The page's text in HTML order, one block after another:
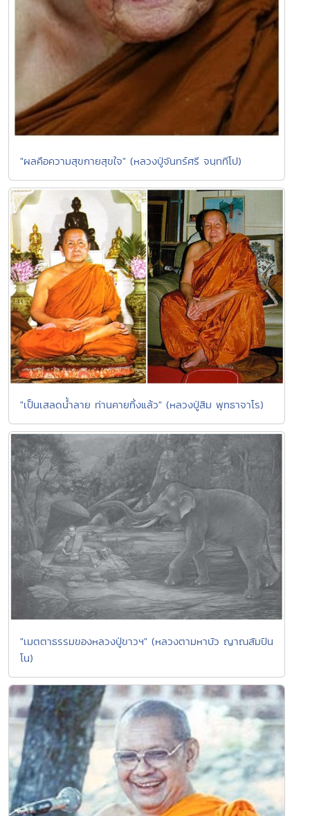
"ผลคือความสุขกายสุขใจ" (หลวงปู่จันทร์ศรี จนฺททีโป)
"เป็นเสลดน้ำลาย ท่านคายทิ้งแล้ว" (หลวงปู่สิม พุทธาจาโร)
"เมตตาธรรมของหลวงปู่ขาวฯ" (หลวงตามหาบัว ญาณสัมปัน
โน)